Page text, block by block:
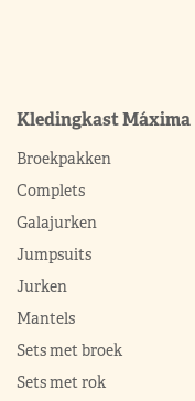
Kledingkast Máxima
Broekpakken
Complets
Galajurken
Jumpsuits
Jurken
Mantels
Sets met broek
Sets met rok